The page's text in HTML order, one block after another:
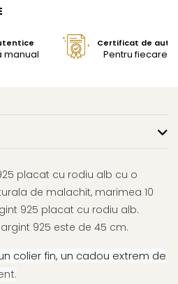
manual
Certificat de
Pentru fiecare
placat cu rodiu alb cu o
de malachit, marimea 10
925 placat cu rodiu alb.
925 este de 45 cm.
colier fin, un cadou extrem de